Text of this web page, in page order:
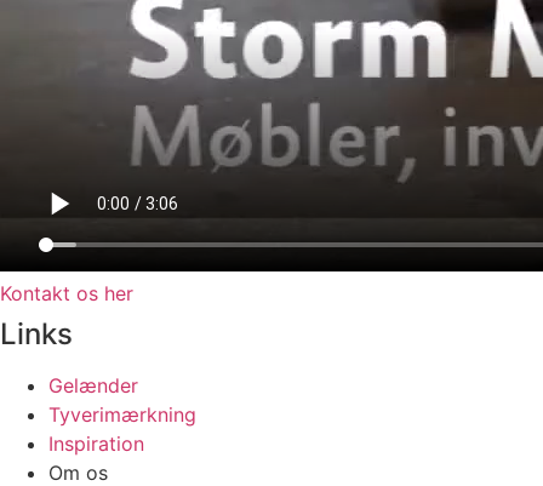
Kontakt os her
Links
Gelænder
Tyverimærkning
Inspiration
Om os